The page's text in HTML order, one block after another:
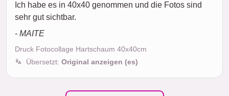
Ich habe es in 40x40 genommen und die Fotos sind
sehr gut sichtbar.
- MAITE
Druck Fotocollage Hartschaum 40x40cm
Übersetzt: Original anzeigen (es)